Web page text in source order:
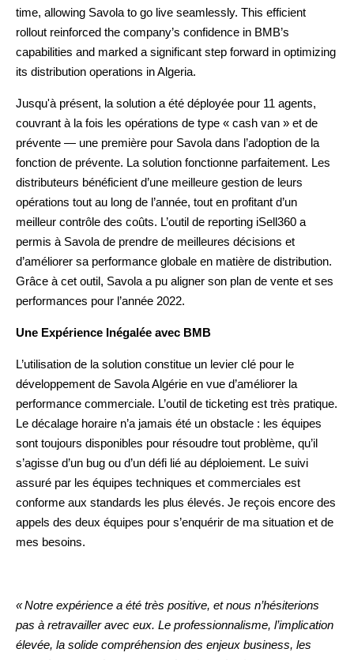
time, allowing Savola to go live seamlessly. This efficient
rollout reinforced the company’s confidence in BMB’s
capabilities and marked a significant step forward in optimizing
its distribution operations in Algeria.
Jusqu'à présent, la solution a été déployée pour 11 agents,
couvrant à la fois les opérations de type « cash van » et de
prévente — une première pour Savola dans l’adoption de la
fonction de prévente. La solution fonctionne parfaitement. Les
distributeurs bénéficient d’une meilleure gestion de leurs
opérations tout au long de l’année, tout en profitant d’un
meilleur contrôle des coûts. L’outil de reporting iSell360 a
permis à Savola de prendre de meilleures décisions et
d’améliorer sa performance globale en matière de distribution.
Grâce à cet outil, Savola a pu aligner son plan de vente et ses
performances pour l’année 2022.
Une Expérience Inégalée avec BMB
L’utilisation de la solution constitue un levier clé pour le
développement de Savola Algérie en vue d’améliorer la
performance commerciale. L’outil de ticketing est très pratique.
Le décalage horaire n’a jamais été un obstacle : les équipes
sont toujours disponibles pour résoudre tout problème, qu’il
s’agisse d’un bug ou d’un défi lié au déploiement. Le suivi
assuré par les équipes techniques et commerciales est
conforme aux standards les plus élevés. Je reçois encore des
appels des deux équipes pour s’enquérir de ma situation et de
mes besoins.
« Notre expérience a été très positive, et nous n’hésiterions
pas à retravailler avec eux. Le professionnalisme, l’implication
élevée, la solide compréhension des enjeux business, les